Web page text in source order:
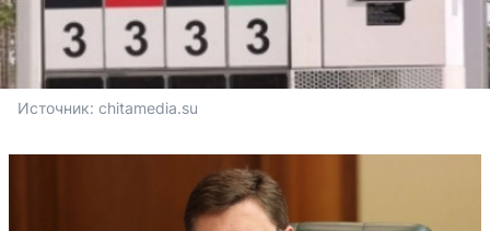
Источник: chitamedia.su